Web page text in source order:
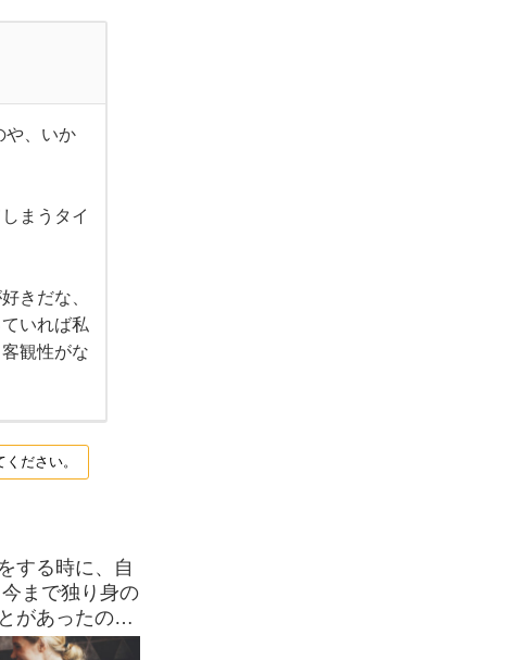
や、いか
まうタイ
きだな、
いれば私
観性がな
ださい。
する時に、自
があったので
2人で会うの